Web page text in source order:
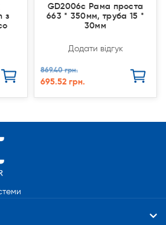
з
GD2006c Рама проста
663 * 350мм, труба 15 *
30мм
Додати відгук
869.40 грн.
695.52 грн.